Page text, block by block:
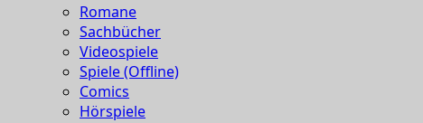
Romane
Sachbücher
Videospiele
Spiele (Offline)
Comics
Hörspiele